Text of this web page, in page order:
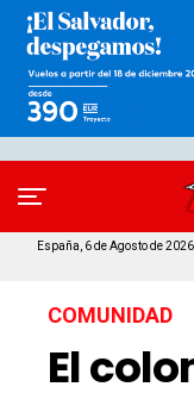
España, 6 de Agosto de
COMUNIDAD
El